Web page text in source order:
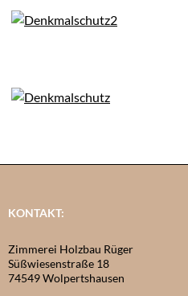
KONTAKT:
Zimmerei Holzbau Rüger
Süßwiesenstraße 18
74549 Wolpertshausen